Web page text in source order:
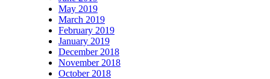
May 2019
March 2019
February 2019
January 2019
December 2018
November 2018
October 2018